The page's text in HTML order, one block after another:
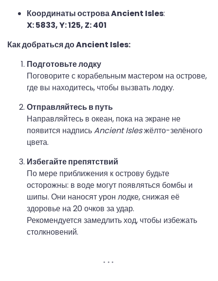
Координаты острова Ancient Isles:
X: 5833, Y: 125, Z: 401
Как добраться до Ancient Isles:
Подготовьте лодку
Поговорите с корабельным мастером на острове,
где вы находитесь, чтобы вызвать лодку.
Отправляйтесь в путь
Направляйтесь в океан, пока на экране не
появится надписьAncient Islesжёлто-зелёного
цвета.
Избегайте препятствий
По мере приближения к острову будьте
осторожны: в воде могут появляться бомбы и
шипы. Они наносят урон лодке, снижая её
здоровье на 20 очков за удар.
Рекомендуется замедлить ход, чтобы избежать
столкновений.